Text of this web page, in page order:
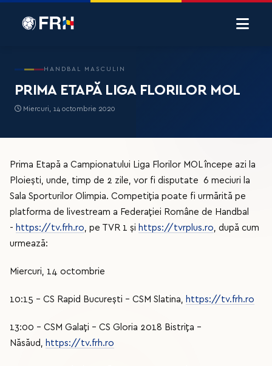
HANDBAL MASCULIN
PRIMA ETAPĂ LIGA FLORILOR MOL
Miercuri, 14 octombrie 2020
Prima Etapă a Campionatului Liga Florilor MOL începe azi la
Ploiești, unde, timp de 2 zile, vor fi disputate 6 meciuri la
Sala Sporturilor Olimpia. Competiția poate fi urmărită pe
platforma de livestream a Federației Române de Handbal
- https://tv.frh.ro, pe TVR 1 și https://tvrplus.ro, după cum
urmează:
Miercuri, 14 octombrie
10:15 - CS Rapid București – CSM Slatina, https://tv.frh.ro
13:00 - CSM Galați – CS Gloria 2018 Bistrița –
Năsăud, https://tv.frh.ro